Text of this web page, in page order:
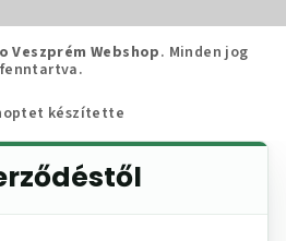
Veszprém Webshop. Minden jog
fenntartva.
készítette